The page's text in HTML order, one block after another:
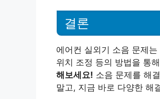
결론
에어컨 실외기 소음 문제
위치 조정 등의 방법을 통
해보세요! 소음 문제를 해
말고, 지금 바로 다양한 해